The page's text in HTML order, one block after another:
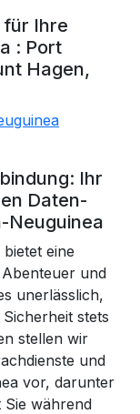
für Ihre
: Port
Hagen,
Ihr
Daten-
Neuguinea
eine
und
unerlässlich,
stets
stellen wir
und
vor, darunter
Sie während